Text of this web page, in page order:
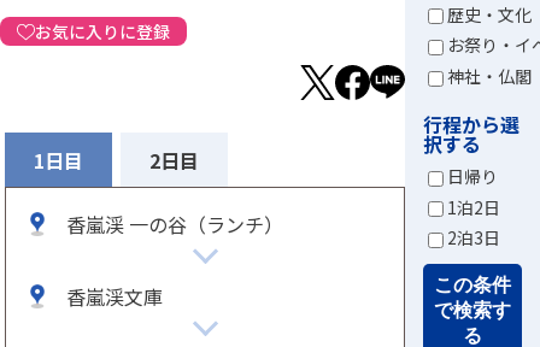
お気に入りに登録
1日目 2日目
香嵐渓 一の谷（ランチ）
香嵐渓文庫
歴史・文化
お祭り・イ
神社・仏閣
行程から選
択する
日帰り
1泊2日
2泊3日
この条件
で検索す
る